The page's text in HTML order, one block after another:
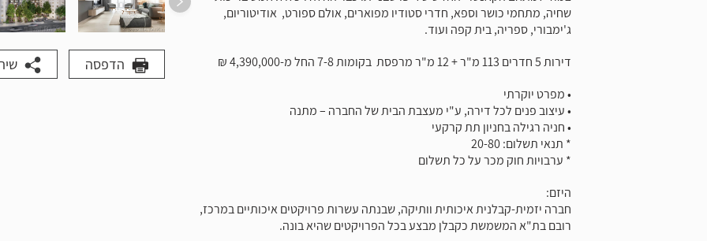
שחיה, מתחמי כושר וספא, חדרי סטודיו מפוארים, אולם ספורט, אודיטוריום,
ג'ימבורי, ספריה, בית קפה ועוד.
דירות 5 חדרים 113 מ"ר + 12 מ"ר מרפסת בקומות 7-8 החל מ-4,390,000 ₪
• מפרט יוקרתי
• עיצוב פנים לכל דירה, ע"י מעצבת הבית של החברה – מתנה
• חניה רגילה בחניון תת קרקעי
* תנאי תשלום: 20-80
* ערבויות חוק מכר על כל תשלום
היזם:
חברה יזמית-קבלנית איכותית וותיקה, שבנתה עשרות פרויקטים איכותיים במרכז,
רובם בת"א המשמשת כקבלן מבצע בכל הפרויקטים שהיא בונה.
הדפסה